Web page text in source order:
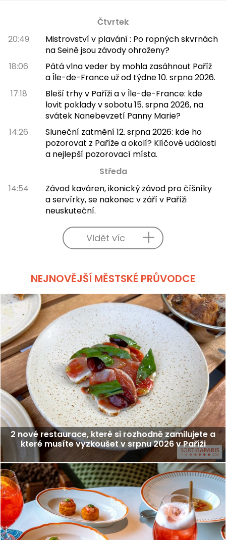
Čtvrtek
20:49
Mistrovství v plavání : Po ropných skvrnách
na Seině jsou závody ohroženy?
18:06
Pátá vlna veder by mohla zasáhnout Paříž
a Île-de-France už od týdne 10. srpna 2026.
17:18
Bleší trhy v Paříži a v Île-de-France: kde
lovit poklady v sobotu 15. srpna 2026, na
svátek Nanebevzetí Panny Marie?
14:26
Sluneční zatmění 12. srpna 2026: kde ho
pozorovat z Paříže a okolí? Klíčové události
a nejlepší pozorovací místa.
Středa
14:54
Závod kaváren, ikonický závod pro číšníky
a servírky, se nakonec v září v Paříži
neuskuteční.
Vidět víc
NEJNOVĚJŠÍ MĚSTSKÉ PRŮVODCE
2 nové restaurace, které si rozhodně zamilujete a
které musíte vyzkoušet v srpnu 2026 v Paříži